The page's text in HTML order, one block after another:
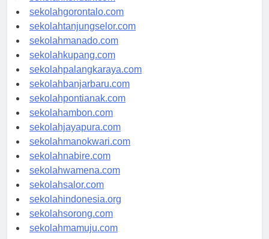
sekolahkendari.com
sekolahgorontalo.com
sekolahtanjungselor.com
sekolahmanado.com
sekolahkupang.com
sekolahpalangkaraya.com
sekolahbanjarbaru.com
sekolahpontianak.com
sekolahambon.com
sekolahjayapura.com
sekolahmanokwari.com
sekolahnabire.com
sekolahwamena.com
sekolahsalor.com
sekolahindonesia.org
sekolahsorong.com